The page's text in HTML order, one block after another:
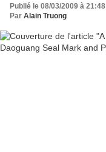
Publié le 08/03/2009 à 21:48
Par Alain Truong